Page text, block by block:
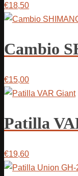
€18,50
Cambio
€15,00
Patilla
€19,60